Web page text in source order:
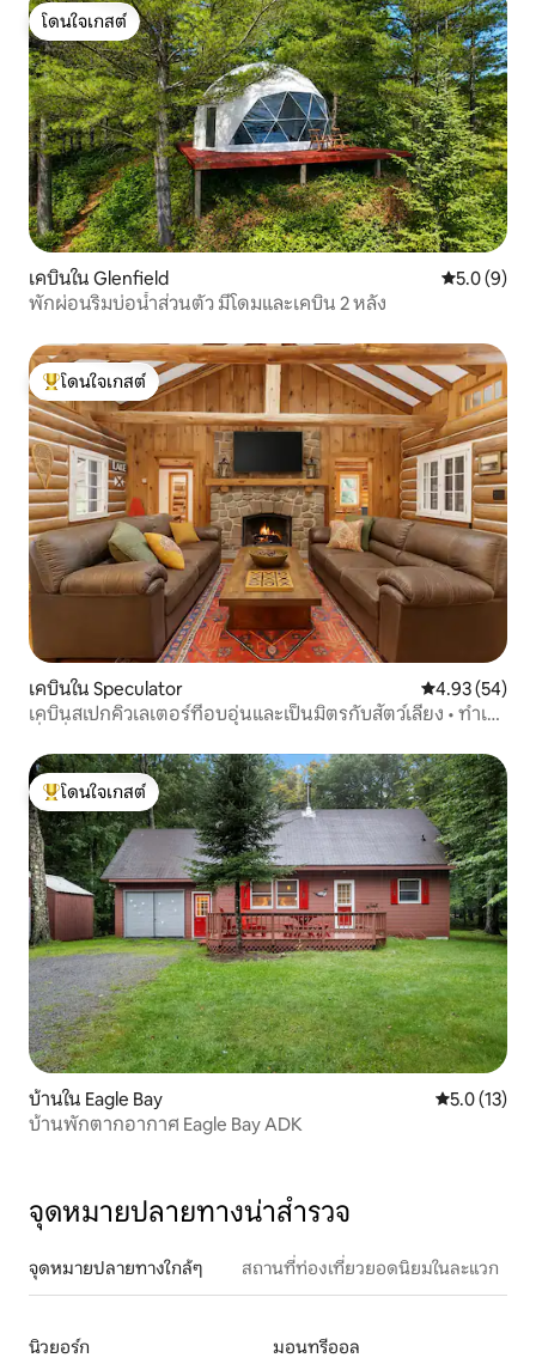
โดนใจเกสต์
โดนใจเกสต์
เคบินใน Glenfield คะแนนเฉลี่
5.0 (9)
พักผ่อนริมบ่อน้ำส่วนตัว มีโดมและเคบิน 2 หลัง
โดนใจเกสต์ที่สุด
โดนใจเกสต์
เคบินใน Speculator คะแนนเฉลี่ย
4.93 (54)
เคบินสเปกคิวเลเตอร์ที่อบอุ่นและเป็นมิตรกับสัตว์เลี้ยง • ทำเล
โดนใจเกสต์ที่สุด
โดนใจเกสต์
บ้านใน Eagle Bay คะแนนเฉลี่ย
5.0 (13)
บ้านพักตากอากาศ Eagle Bay ADK
จุดหมายปลายทางน่าสำรวจ
จุดหมายปลายทางใกล้ๆ สถานที่ท่องเที่ยวยอดนิยมในละแวก
นิวยอร์ก
มอนทรีออล